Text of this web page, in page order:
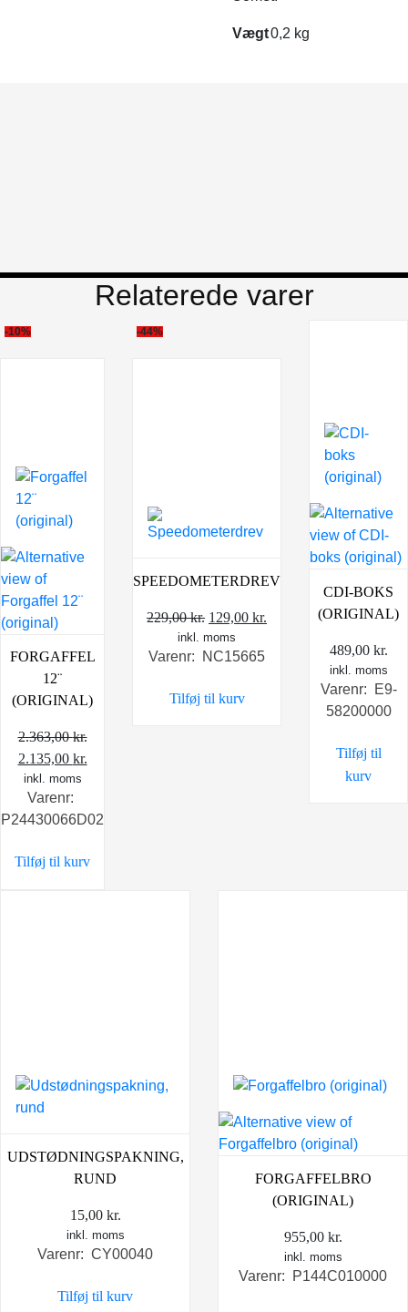
Vægt0,2 kg
Relaterede varer
-10%
FORGAFFEL
12¨
(ORIGINAL)
2.363,00kr.
Den
oprindelige
pris
var:
2.135,00 kr.
er:
inkl. moms
Varenr:
P24430066D02
Tilføj til kurv
-44%
SPEEDOMETERDREV
229,00kr. Den
oprindelige
pris
229,00 kr..
129,00 kr.
129,00 kr..
inkl. moms
Varenr: NC15665
Tilføj til kurv
CDI-BOKS
(ORIGINAL)
489,00 kr.
inkl. moms
Varenr: E9-
58200000
Tilføj til
kurv
UDSTØDNINGSPAKNING,
RUND
15,00 kr.
inkl. moms
Varenr: CY00040
Tilføj til kurv
FORGAFFELBRO
(ORIGINAL)
955,00 kr.
inkl. moms
Varenr: P144C010000